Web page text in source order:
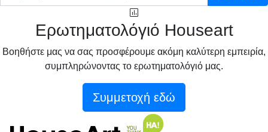
Ερωτηματολόγιό Houseart
Βοηθήστε μας να σας προσφέρουμε ακόμη καλύτερη εμπειρία,
συμπληρώνοντας το ερωτηματολόγιό μας.
Συμμετοχή εδώ